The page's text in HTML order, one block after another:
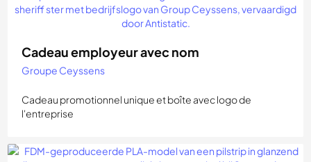
Cadeau employeur avec nom
Groupe Ceyssens
Cadeau promotionnel unique et boîte avec logo de
l'entreprise